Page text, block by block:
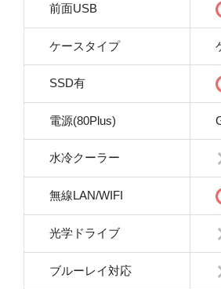
前面USB
ケースタイプ
SSD有
電源(80Plus)
水冷クーラー
無線LAN/WIFI
光学ドライブ
ブルーレイ対応